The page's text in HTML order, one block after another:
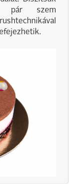
pár szem